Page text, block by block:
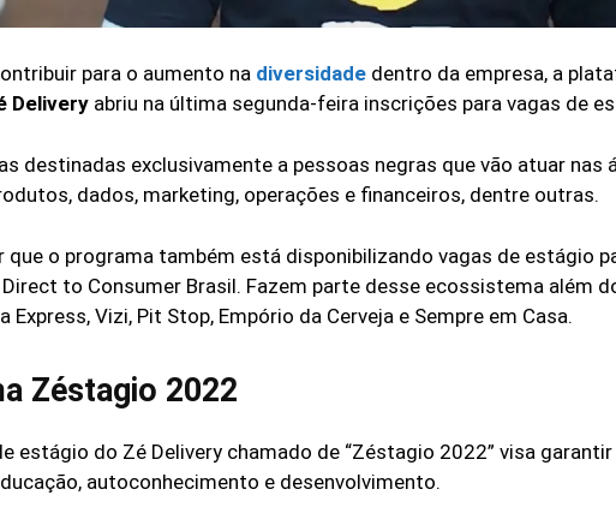
para o aumento na diversidade dentro da empresa, a
Delivery abriu na última segunda-feira inscrições para vagas de
destinadas exclusivamente a pessoas negras que vão atuar nas
dados, marketing, operações e financeiros, dentre outras.
que o programa também está disponibilizando vagas de estágio
to Consumer Brasil. Fazem parte desse ecossistema além
Express, Vizi, Pit Stop, Empório da Cerveja e Sempre em Casa.
Zéstagio 2022
estágio do Zé Delivery chamado de “Zéstagio 2022” visa
autoconhecimento e desenvolvimento.